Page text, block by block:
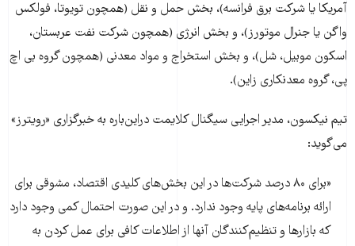
آمریکا یا شرکت برق فرانسه)، بخش حمل و نقل (همچون تویوتا، فولکس
واگن یا جنرال موتورز)، و بخش انرژی (همچون شرکت نفت عربستان،
اسکون موبیل، شل)، و بخش استخراج و مواد معدنی (همچون گروه بی اچ
پی، گروه معدنکاری زاین).
تیم نیکسون، مدیر اجرایی سیگنال کلایمت دراین‌باره به خبرگزاری «رویترز»
می‌گوید:
«برای ۸۰ درصد شرکت‌ها در این بخش‌های کلیدی اقتصاد، مشوقی برای
ارائه برنامه‌های پایه وجود ندارد. و در این صورت احتمال کمی وجود دارد
که بازارها و تنظیم‌کنندگان آنها از اطلاعات کافی برای عمل کردن به